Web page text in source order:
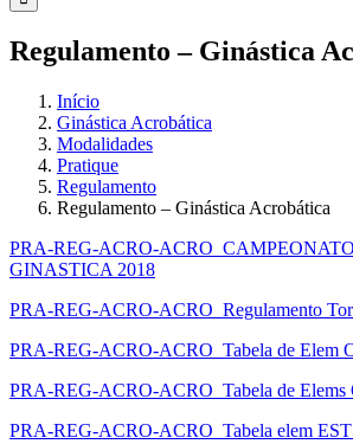
Regulamento – Ginástica
Início
Ginástica Acrobática
Modalidades
Pratique
Regulamento
Regulamento – Ginástica Acrobática
PRA-REG-ACRO-
GINASTICA 2018
PRA-REG-ACRO-ACRO_Regulamento
PRA-REG-ACRO-ACRO_Tabela de Elem
PRA-REG-ACRO-ACRO_Tabela de Elems
PRA-REG-ACRO-ACRO_Tabela elem